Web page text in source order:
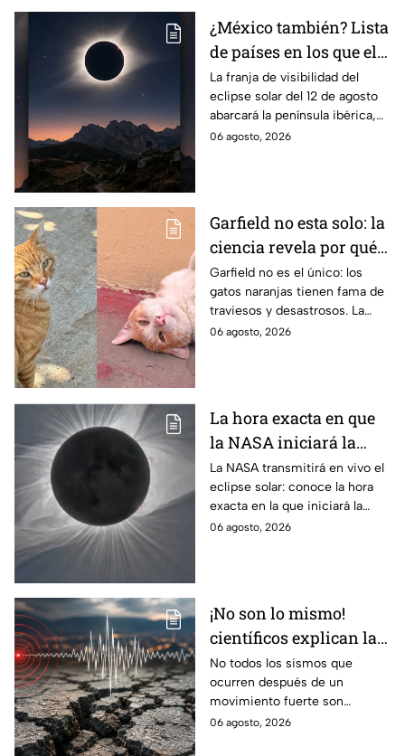
¿México también? Lista
de países en los que el
12 de agosto se verá el
eclipse solar total y en
los que será parcial
La franja de visibilidad del
eclipse solar del 12 de agosto
abarcará la península ibérica,
por lo que solo podrá
06 agosto, 2026
Garfield no esta solo: la
ciencia revela por qué
los gatos naranjas
tienen tanta fama de
hacer "desastres"
Garfield no es el único: los
gatos naranjas tienen fama de
traviesos y desastrosos. La
ciencia explica qué hay detrás
06 agosto, 2026
La hora exacta en que
la NASA iniciará la
transmisión en vivo
del eclipse solar
La NASA transmitirá en vivo el
eclipse solar: conoce la hora
exacta en la que iniciará la
cobertura para no perderte de
06 agosto, 2026
¡No son lo mismo!
científicos explican las
diferencias entre
enjambre sísmico y
réplicas
No todos los sismos que
ocurren después de un
movimiento fuerte son
réplicas. Científicos explican
06 agosto, 2026